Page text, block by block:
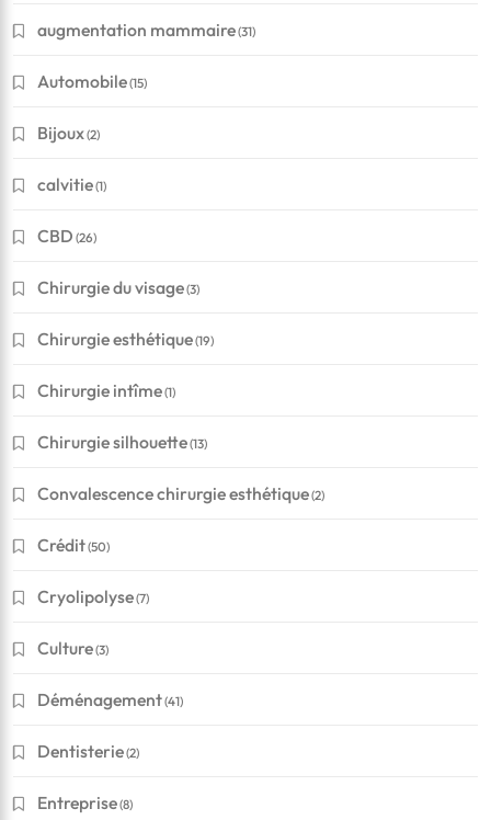
augmentation mammaire(31)
Automobile(15)
Bijoux(2)
calvitie(1)
CBD (26)
Chirurgie du visage(3)
Chirurgie esthétique(19)
Chirurgie intîme(1)
Chirurgie silhouette(13)
Convalescence chirurgie esthétique(2)
Crédit(50)
Cryolipolyse(7)
Culture(3)
Déménagement(41)
Dentisterie(2)
Entreprise(8)